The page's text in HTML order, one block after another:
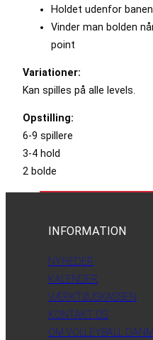
Holdet udenfor
Vinder man bolden
point
Variationer:
Kan spilles på alle levels.
Opstilling:
6-9 spillere
3-4 hold
2 bolde
INFORMATION
NYHEDER
KALENDER
VÆRKTØJSKASSEN
KONTAKT OS
OM VOLLEYBALL